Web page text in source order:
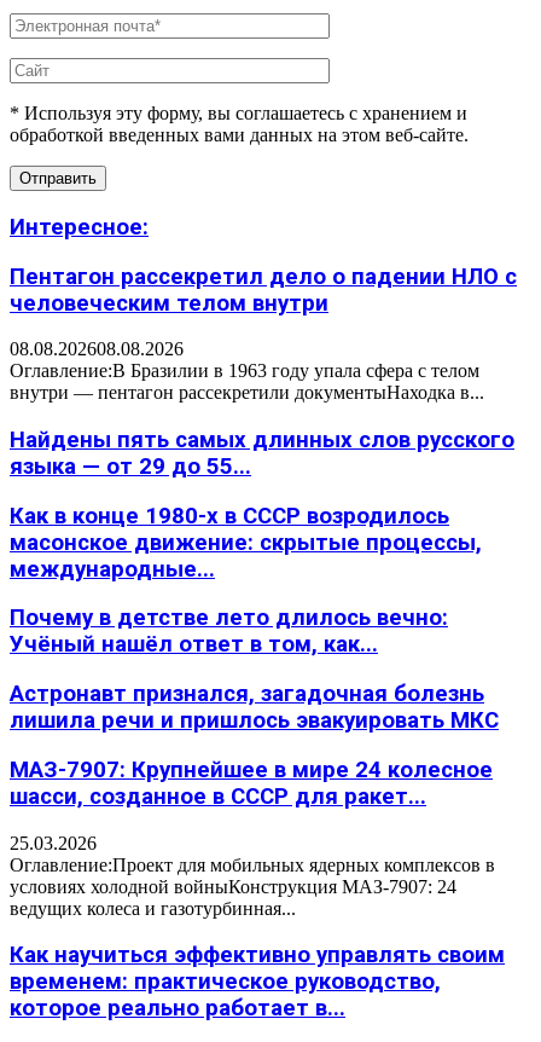
* Используя эту форму, вы соглашаетесь с хранением и
обработкой введенных вами данных на этом веб-сайте.
Интересное:
Пентагон рассекретил дело о падении НЛО с
человеческим телом внутри
08.08.202608.08.2026
Оглавление:В Бразилии в 1963 году упала сфера с телом
внутри — пентагон рассекретили документыНаходка в...
Найдены пять самых длинных слов русского
языка — от 29 до 55...
Как в конце 1980-х в СССР возродилось
масонское движение: скрытые процессы,
международные...
Почему в детстве лето длилось вечно:
Учёный нашёл ответ в том, как...
Астронавт признался, загадочная болезнь
лишила речи и пришлось эвакуировать МКС
МАЗ-7907: Крупнейшее в мире 24 колесное
шасси, созданное в СССР для ракет...
25.03.2026
Оглавление:Проект для мобильных ядерных комплексов в
условиях холодной войныКонструкция МАЗ-7907: 24
ведущих колеса и газотурбинная...
Как научиться эффективно управлять своим
временем: практическое руководство,
которое реально работает в...